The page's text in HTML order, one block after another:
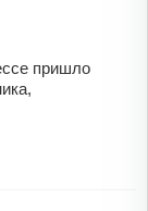
пришло